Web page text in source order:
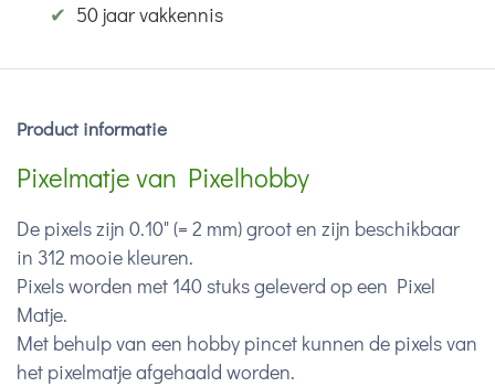
✔ 50 jaar vakkennis
Product informatie
Pixelmatje van Pixelhobby
De pixels zijn 0.10" (= 2 mm) groot en zijn beschikbaar
in 312 mooie kleuren.
Pixels worden met 140 stuks geleverd op een Pixel
Matje.
Met behulp van een hobby pincet kunnen de pixels van
het pixelmatje afgehaald worden.